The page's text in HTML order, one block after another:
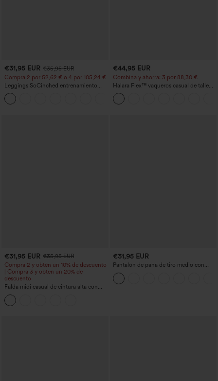
€31,95 EUR €35,95 EUR
Compra 2 por 52,62 € o 4 por 105,24 €.
Leggings SoCinched entrenamiento
moldeador abdomen bolsillo lateral tiro
alto
€44,95 EUR
Combina y ahorra: 3 por 88,30 €
Halara Flex™ vaqueros casual de talle
alto con bolsillos, estilo baggy de pierna
ancha, efecto lavado
€31,95 EUR €35,95 EUR
Compra 2 y obtén un 10% de descuento
| Compra 3 y obtén un 20% de
descuento
Falda midi casual de cintura alta con
control abdominal, fruncida, bajo curvo,
2 en 1 en forro polar y PU
€31,95 EUR
Pantalón de pana de tiro medio con
cremallera